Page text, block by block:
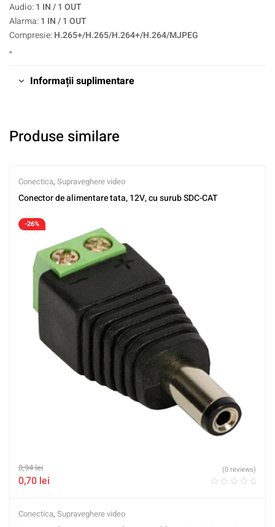
Audio:1 IN / 1 OUT
Alarma:1 IN / 1 OUT
Compresie:H.265+/H.265/H.264+/H.264/MJPEG
„
Informații suplimentare
Produse similare
Conectica, Supraveghere video
Conector de alimentare tata, 12V, cu surub SDC-CAT
-26%
0,94lei
0,70 lei
(0 reviews)
Conectica, Supraveghere video